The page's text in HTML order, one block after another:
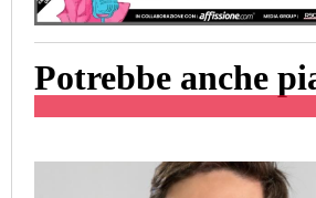
Potrebbe anche